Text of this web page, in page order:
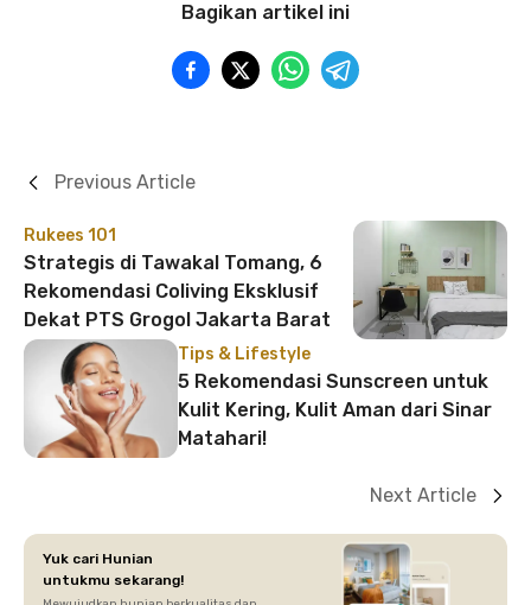
Bagikan artikel ini
Rukees 101
Strategis di Tawakal Tomang, 6
Rekomendasi Coliving Eksklusif
Dekat PTS Grogol Jakarta Barat
Previous Article
Tips & Lifestyle
5 Rekomendasi Sunscreen untuk
Kulit Kering, Kulit Aman dari Sinar
Matahari!
Next Article
Yuk cari Hunian
untukmu sekarang!